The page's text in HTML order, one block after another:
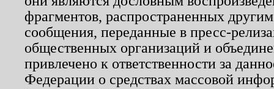
фрагментов, распространенных
сообщения, переданные в пресс-
общественных организаций и
привлечено к ответственности за
Федерации о средствах массовой